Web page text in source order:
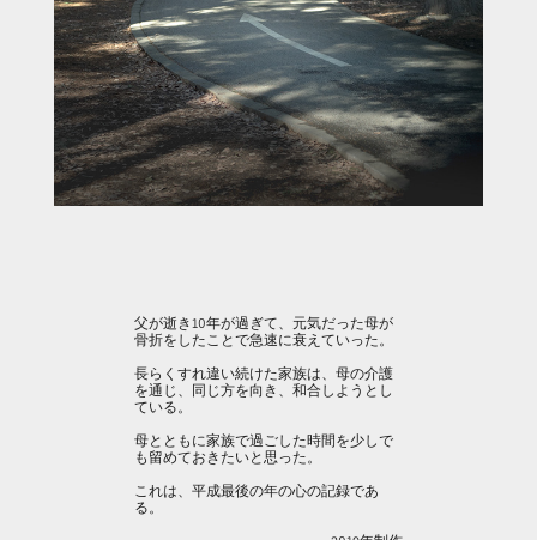
父が逝き10年が過ぎて、元気だった母が
骨折をしたことで急速に衰えていった。
長らくすれ違い続けた家族は、母の介護
を通じ、同じ方を向き、和合しようとし
ている。
母とともに家族で過ごした時間を少しで
も留めておきたいと思った。
これは、平成最後の年の心の記録であ
る。